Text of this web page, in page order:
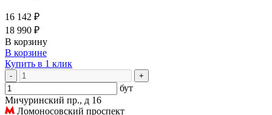
16 142 ₽
18 990 ₽
В корзину
В корзине
Купить в 1 клик
- +
бут
Мичуринский пр., д 16
Ломоносовский проспект